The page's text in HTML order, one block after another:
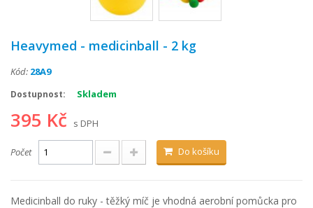
Heavymed - medicinball - 2 kg
Kód: 28A9
Dostupnost: Skladem
395 Kč s DPH
Počet Do košíku
Medicinball do ruky - těžký míč je vhodná aerobní pomůcka pro